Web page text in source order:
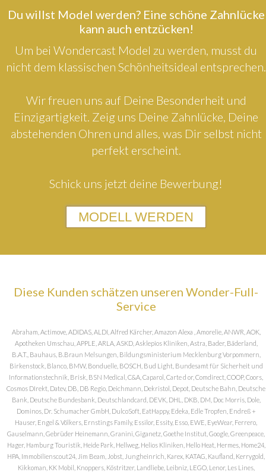
Du willst Model werden? Eine schöne Zahnlücke
kann auch entzücken!
Um bei Wondercast Model zu werden, musst du
nicht dem klassischen Schönheitsideal entsprechen.
Wir freuen uns auf Deine Besonderheit und
Einzigartigkeit. Zeig uns Deine Zahnlücke, Deine
abstehenden Ohren und alles, was Dir selbst nicht
perfekt erscheint.
Schick uns jetzt deine Bewerbung!
MODELL WERDEN
Diese Kunden schätzen unseren Wonder-Full-
Service
Abraham, Actimove, ADIDAS, ALDI, Alfred Kärcher, Amazon Alexa , Amorelie, ANWR, AOK,
Apotheken Umschau, APPLE, ARLA, ASKD, Asklepios Kliniken, Astra, Bader, Bäderland,
B.A.T., Bauhaus, B.Braun Melsungen, Bildungsministerium Mecklenburg Vorpommern,
Birkenstock, Blanco, BMW, Bonduelle, BOSCH, Bud Light, Bundesamt für Sicherheit und
Informationstechnik, Brisk, BSN Medical, C&A, Caparol, Carte d or, Comdirect, COOP, Coors,
Cosmos DIrekt, Datev, DB, DB Regio, Deichmann, Dekristol, Depot, Deutsche Bahn, Deutsche
Bank, Deutsche Bundesbank, Deutschlandcard, DEVK, DHL, DKB, DM, Doc Morris, Dole,
Dominos, Dr. Schumacher GmbH, DulcoSoft, EatHappy, Edeka, Edle Tropfen, Endreß +
Hauser, Engel & Völkers, Ernstings Family, Essilor, Essity, Esso, EWE, EyeWear, Ferrero,
Gauselmann, Gebrüder Heinemann, Granini, Giganetz, Goethe Institut, Google, Greenpeace,
Hager, Hamburg Touristik, Heide Park, Hellweg, Helios Kliniken, Hello Heat, Hermes, Home24,
HPA, Immobilienscout24, Jim Beam, Jobst, Jungheinrich, Karex, KATAG, Kaufland, Kerrygold,
Kikkoman, KK Mobil, Knoppers, Köstritzer, Landliebe, Leibniz, LEGO, Lenor, Les Lines,